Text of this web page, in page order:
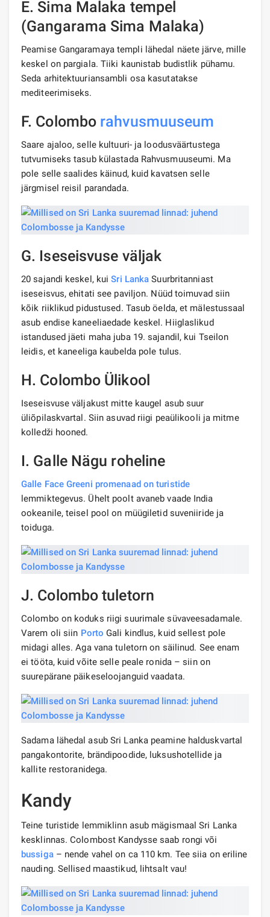
E. Sima Malaka tempel
(Gangarama Sima Malaka)
Peamise Gangaramaya templi lähedal näete järve, mille
keskel on pargiala. Tiiki kaunistab budistlik pühamu.
Seda arhitektuuriansambli osa kasutatakse
mediteerimiseks.
F. Colombo rahvusmuuseum
Saare ajaloo, selle kultuuri- ja loodusväärtustega
tutvumiseks tasub külastada Rahvusmuuseumi. Ma
pole selle saalides käinud, kuid kavatsen selle
järgmisel reisil parandada.
G. Iseseisvuse väljak
20 sajandi keskel, kuiSri Lanka Suurbritanniast
iseseisvus, ehitati see paviljon. Nüüd toimuvad siin
kõik riiklikud pidustused. Tasub öelda, et mälestussaal
asub endise kaneeliaedade keskel. Hiiglaslikud
istandused jäeti maha juba 19. sajandil, kui Tseilon
leidis, et kaneeliga kaubelda pole tulus.
H. Colombo Ülikool
Iseseisvuse väljakust mitte kaugel asub suur
üliõpilaskvartal. Siin asuvad riigi peaülikooli ja mitme
kolledži hooned.
I. Galle Nägu roheline
Galle Face Greeni promenaad on turistide
lemmiktegevus. Ühelt poolt avaneb vaade India
ookeanile, teisel pool on müügiletid suveniiride ja
toiduga.
J. Colombo tuletorn
Colombo on koduks riigi suurimale süvaveesadamale.
Varem oli siin Porto Gali kindlus, kuid sellest pole
midagi alles. Aga vana tuletorn on säilinud. See enam
ei tööta, kuid võite selle peale ronida – siin on
suurepärane päikeseloojanguid vaadata.
Sadama lähedal asub Sri Lanka peamine halduskvartal
pangakontorite, brändipoodide, luksushotellide ja
kallite restoranidega.
Kandy
Teine turistide lemmiklinn asub mägismaal Sri Lanka
kesklinnas. Colombost Kandysse saab rongi või
bussiga– nende vahel on ca 110 km. Tee siia on eriline
nauding. Sellised maastikud, lihtsalt vau!